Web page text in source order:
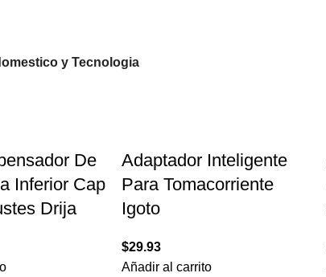
y Tecnologia
De
Inferior Cap
Drija
Adaptador Inteligente
Para Tomacorriente
Igoto
$29.93
Añadir al carrito